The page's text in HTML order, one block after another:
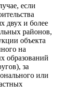
если
двух и более
районов,
объекта
на
образований
за
или